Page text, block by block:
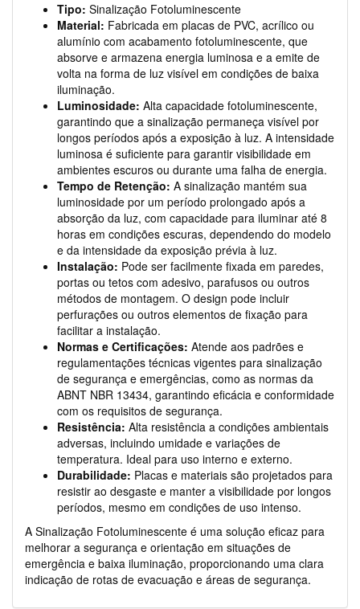
Tipo: Sinalização Fotoluminescente
Material: Fabricada em placas de PVC, acrílico ou
alumínio com acabamento fotoluminescente, que
absorve e armazena energia luminosa e a emite de
volta na forma de luz visível em condições de baixa
iluminação.
Luminosidade: Alta capacidade fotoluminescente,
garantindo que a sinalização permaneça visível por
longos períodos após a exposição à luz. A intensidade
luminosa é suficiente para garantir visibilidade em
ambientes escuros ou durante uma falha de energia.
Tempo de Retenção: A sinalização mantém sua
luminosidade por um período prolongado após a
absorção da luz, com capacidade para iluminar até 8
horas em condições escuras, dependendo do modelo
e da intensidade da exposição prévia à luz.
Instalação: Pode ser facilmente fixada em paredes,
portas ou tetos com adesivo, parafusos ou outros
métodos de montagem. O design pode incluir
perfurações ou outros elementos de fixação para
facilitar a instalação.
Normas e Certificações: Atende aos padrões e
regulamentações técnicas vigentes para sinalização
de segurança e emergências, como as normas da
ABNT NBR 13434, garantindo eficácia e conformidade
com os requisitos de segurança.
Resistência: Alta resistência a condições ambientais
adversas, incluindo umidade e variações de
temperatura. Ideal para uso interno e externo.
Durabilidade: Placas e materiais são projetados para
resistir ao desgaste e manter a visibilidade por longos
períodos, mesmo em condições de uso intenso.
A Sinalização Fotoluminescente é uma solução eficaz para
melhorar a segurança e orientação em situações de
emergência e baixa iluminação, proporcionando uma clara
indicação de rotas de evacuação e áreas de segurança.